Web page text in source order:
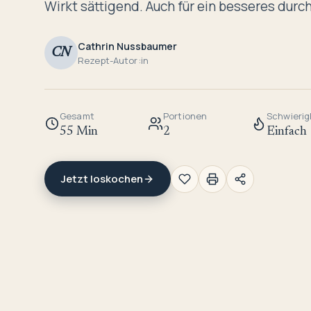
Wirkt sättigend. Auch für ein besseres
CN Cathrin Nussbaumer
Rezept-Autor:in
Gesamt
55 Min
Portionen
2
Einfach
Jetzt loskochen